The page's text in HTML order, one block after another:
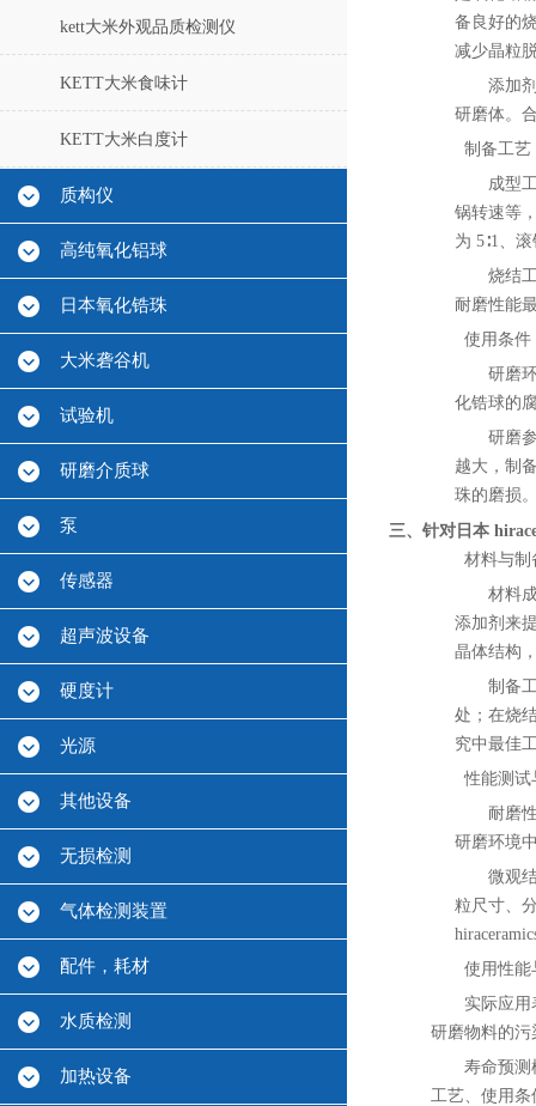
kett大米外观品质检测仪
KETT大米食味计
KETT大米白度计
质构仪
高纯氧化铝球
日本氧化锆珠
大米砻谷机
试验机
研磨介质球
泵
传感器
超声波设备
硬度计
光源
其他设备
无损检测
气体检测装置
配件，耗材
水质检测
加热设备
备良好的
减少晶粒
添加
研磨体。
制备工艺
成型
锅转速等
为 5∶1、
烧结
耐磨性能
使用条件
研磨
化锆球的
研磨
越大，制
珠的磨损
三、针对日本
材料与制
材料
添加剂来
晶体结构
制备
处；在烧
究中最佳
性能测试
耐磨
研磨环境
微观
粒尺寸、
使用性能
实际应用
研磨物料的
寿命预测
工艺、使用